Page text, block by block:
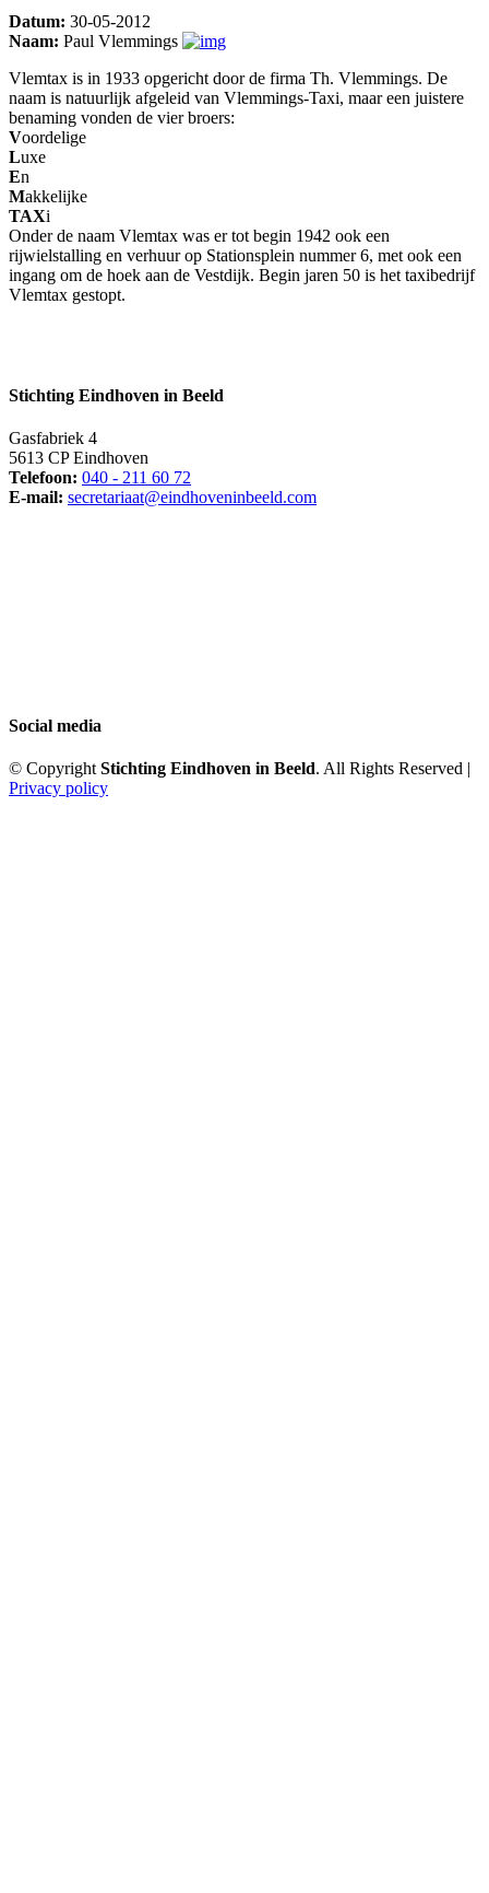
Datum: 30-05-2012
Naam: Paul Vlemmings
Vlemtax is in 1933 opgericht door de firma Th. Vlemmings. De
naam is natuurlijk afgeleid van Vlemmings-Taxi, maar een juistere
benaming vonden de vier broers:
Voordelige
Luxe
En
Makkelijke
TAXi
Onder de naam Vlemtax was er tot begin 1942 ook een
rijwielstalling en verhuur op Stationsplein nummer 6, met ook een
ingang om de hoek aan de Vestdijk. Begin jaren 50 is het taxibedrijf
Vlemtax gestopt.
Stichting Eindhoven in Beeld
Gasfabriek 4
5613 CP Eindhoven
Telefoon: 040 - 211 60 72
E-mail: secretariaat@eindhoveninbeeld.com
Social media
© Copyright Stichting Eindhoven in Beeld. All Rights Reserved |
Privacy policy